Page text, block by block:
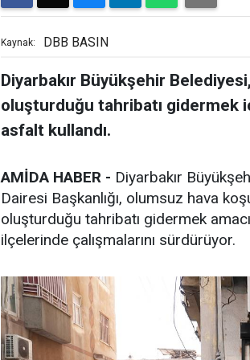
Kaynak: DBB BASIN
Diyarbakır Büyükşehir
oluşturduğu tahribatı gidermek
asfalt kullandı.
AMİDA HABER - Diyarbakır
Dairesi Başkanlığı, olumsuz hava
oluşturduğu tahribatı gidermek
ilçelerinde çalışmalarını sürdürüyor.